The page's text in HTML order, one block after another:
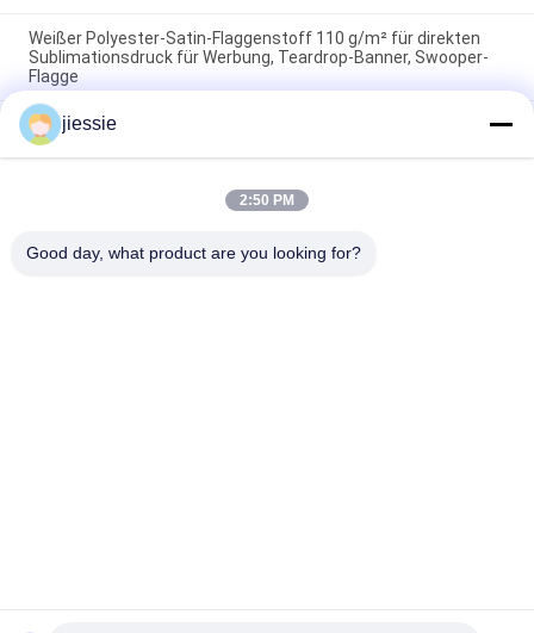
Weißer Polyester-Satin-Flaggenstoff 110 g/m² für direkten
Sublimationsdruck für Werbung, Teardrop-Banner, Swooper-
Flagge
Werbung mit individuellem Logo-Druck, rechteckig,
tropfenförmig, mit Federn, Fahnenstange aus Aluminium und
Fiberglas, Strandflaggen-Banner
Flacher, einziehbarer, breiter Basis-Aluminium-
jiessie
2:50 PM
Good day, what product are you looking for?